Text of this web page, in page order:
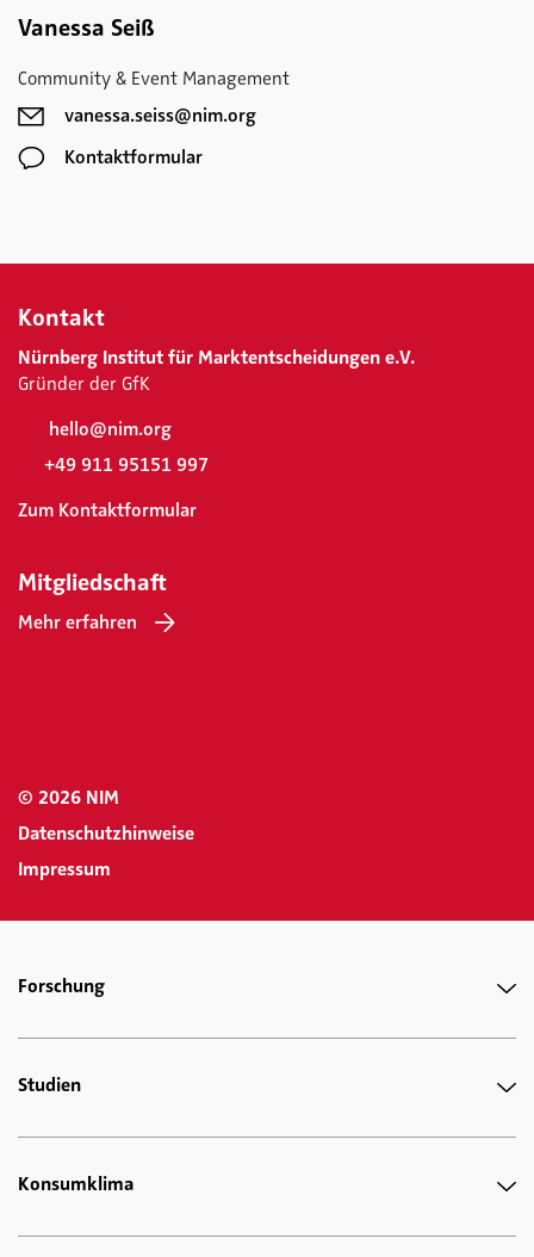
Vanessa Seiß
Community & Event Management
vanessa.seiss@nim.org
Kontaktformular
Kontakt
Nürnberg Institut für Marktentscheidungen e.V.
Gründer der GfK
hello@nim.org
+49 911 95151 997
Zum Kontaktformular
Mitgliedschaft
Mehr erfahren
© 2026 NIM
Datenschutzhinweise
Impressum
Forschung
Studien
Konsumklima